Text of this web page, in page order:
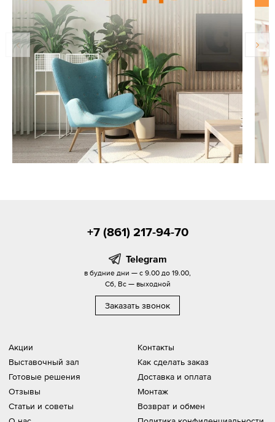
Акции
Выставочный зал
Готовые решения
Отзывы
Статьи и советы
Контакты
Как сделать заказ
Доставка и оплата
Монтаж
Возврат и обмен
+7 (861) 217-94-70
Telegram
в будние дни — с 9.00 до 19.00,
Сб, Вс — выходной
Заказать звонок